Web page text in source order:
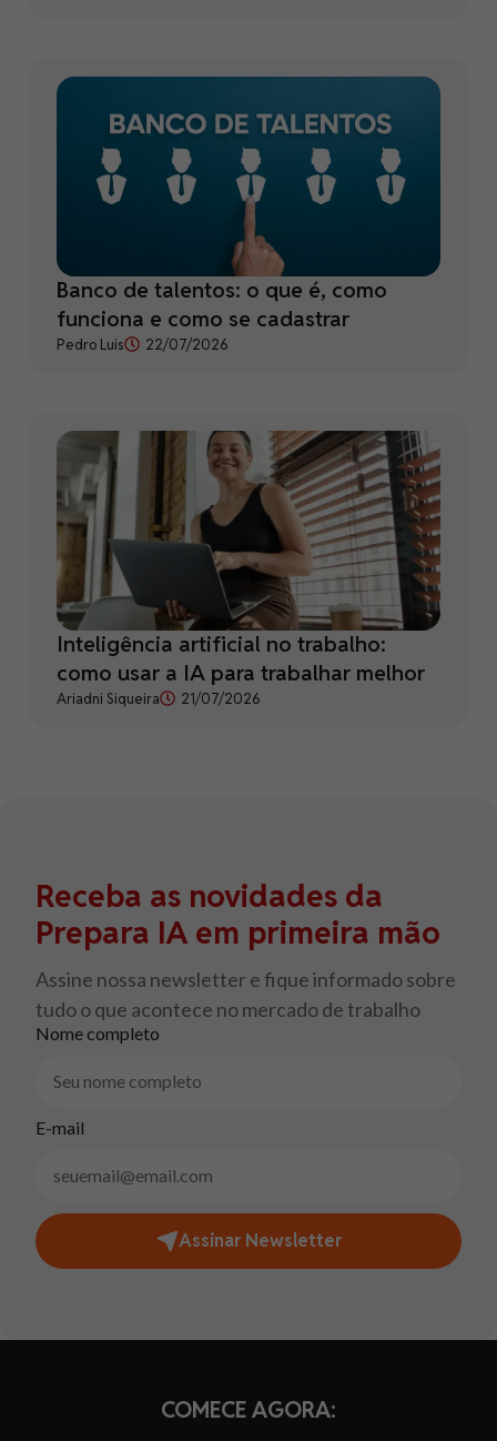
Banco de talentos: o que é, como
funciona e como se cadastrar
Pedro Luis 22/07/2026
Inteligência artificial no trabalho:
como usar a IA para trabalhar melhor
Ariadni Siqueira 21/07/2026
Receba as novidades da
Prepara IA em primeira mão
Assine nossa newsletter e fique informado sobre
tudo o que acontece no mercado de trabalho
Nome completo
E-mail
Assinar Newsletter
COMECE AGORA: